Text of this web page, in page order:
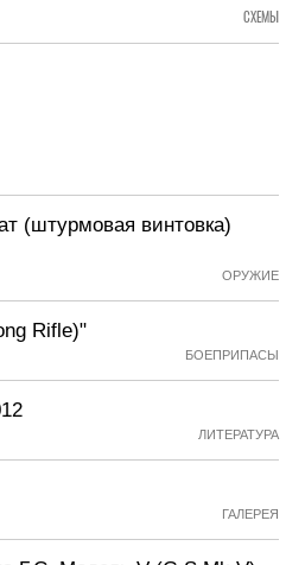
СХЕМЫ
(штурмовая винтовка)
ОРУЖИЕ
Rifle)"
БОЕПРИПАСЫ
ЛИТЕРАТУРА
ГАЛЕРЕЯ